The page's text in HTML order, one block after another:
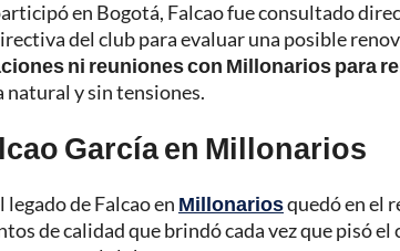
en Bogotá, Falcao fue consultado
del club para evaluar una posible
ni reuniones con Millonarios para
natural y sin tensiones.
García en Millonarios
de Falcao en Millonariosquedó en el
de calidad que brindó cada vez que pisó el